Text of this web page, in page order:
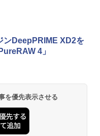
ンDeepPRIME XD2を
4」
を優先表示させる